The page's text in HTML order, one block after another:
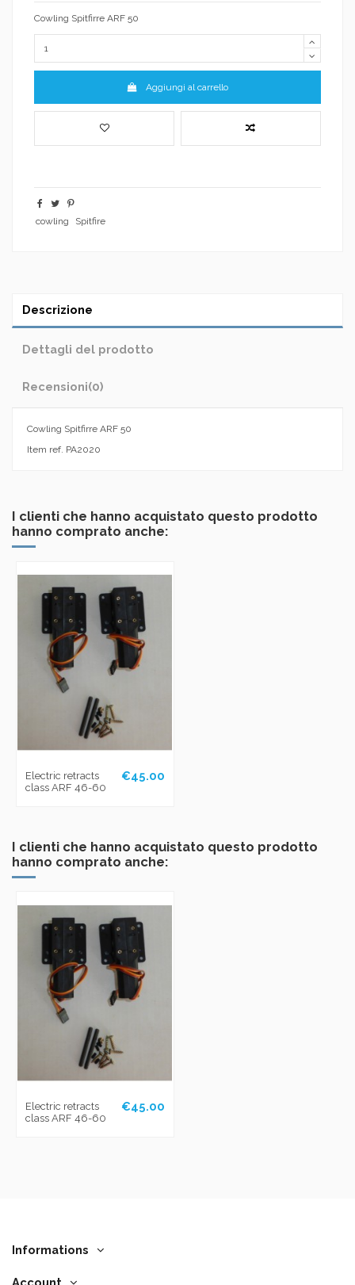
Cowling Spitfirre ARF 50
Aggiungi al carrello
cowling Spitfire
Descrizione
Dettagli del prodotto
Recensioni(0)
Cowling Spitfirre ARF 50
Item ref. PA2020
I clienti che hanno acquistato questo prodotto
hanno comprato anche:
Electric retracts
class ARF 46-60
€45.00
I clienti che hanno acquistato questo prodotto
hanno comprato anche:
Electric retracts
class ARF 46-60
€45.00
Informations
Account